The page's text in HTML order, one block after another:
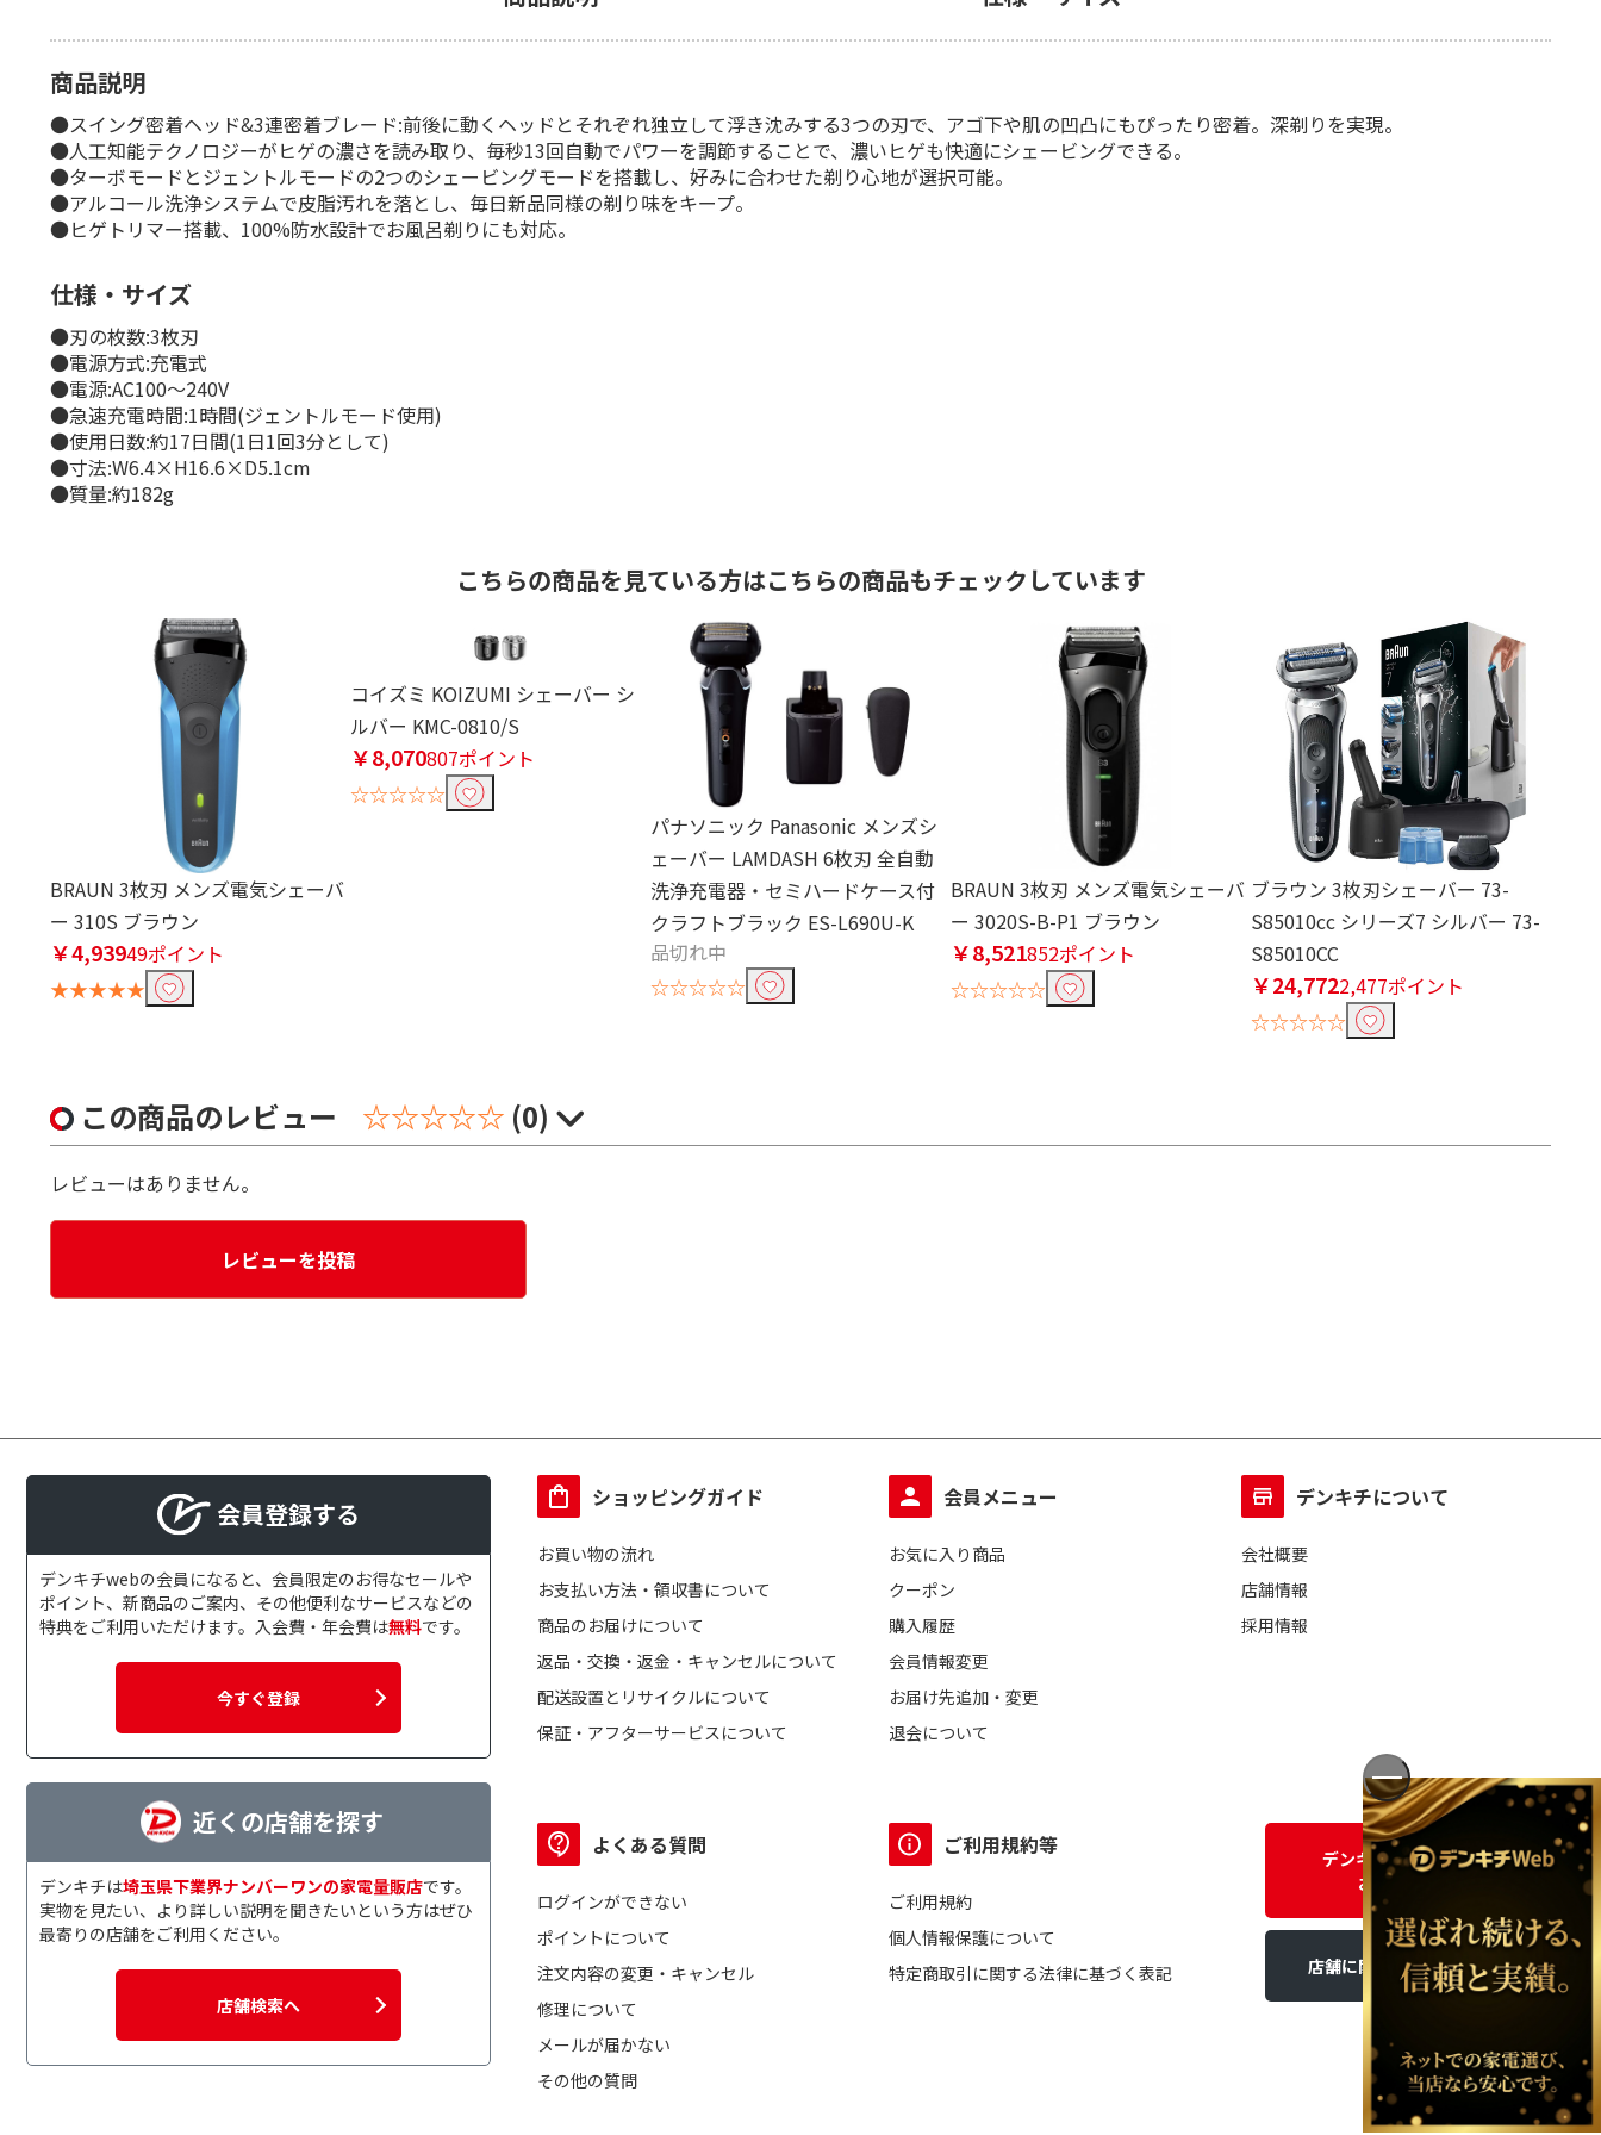
商品説明
●スイング密着ヘッド&3連密着ブレード:前後に動くヘッドとそれぞれ独立して浮き沈みする3つの刃で、アゴ下や肌の凹凸にもぴったり密着。深剃りを実現。
●人工知能テクノロジーがヒゲの濃さを読み取り、毎秒13回自動でパワーを調節することで、濃いヒゲも快適にシェービングできる。
●ターボモードとジェントルモードの2つのシェービングモードを搭載し、好みに合わせた剃り心地が選択可能。
●アルコール洗浄システムで皮脂汚れを落とし、毎日新品同様の剃り味をキープ。
●ヒゲトリマー搭載、100%防水設計でお風呂剃りにも対応。
仕様・サイズ
●刃の枚数:3枚刃
●電源方式:充電式
●電源:AC100～240V
●急速充電時間:1時間(ジェントルモード使用)
●使用日数:約17日間(1日1回3分として)
●寸法:W6.4×H16.6×D5.1cm
●質量:約182g
こちらの商品を見ている方はこちらの商品もチェックしています
BRAUN 3枚刃 メンズ電気シェーバ
ー 310S ブラウン
￥4,93949ポイント
★★★★★
コイズミ KOIZUMI シェーバー シ
ルバー KMC-0810/S
￥8,070807ポイント
☆☆☆☆☆
パナソニック Panasonic メンズシ
ェーバー LAMDASH 6枚刃 全自動
洗浄充電器・セミハードケース付
クラフトブラック ES-L690U-K
品切れ中
☆☆☆☆☆
BRAUN 3枚刃 メンズ電気シェーバ
ー 3020S-B-P1 ブラウン
￥8,521852ポイント
☆☆☆☆☆
ブラウン 3枚刃シェーバー 73-
S85010cc シリーズ7 シルバー 73-
S85010CC
￥24,7722,477ポイント
☆☆☆☆☆
この商品のレビュー ☆☆☆☆☆ (0)
レビューはありません。
レビューを投稿
会員登録する
デンキチwebの会員になると、会員限定のお得なセールや
ポイント、新商品のご案内、その他便利なサービスなどの
特典をご利用いただけます。入会費・年会費は無料です。
今すぐ登録
近くの店舗を探す
デンキチは埼玉県下業界ナンバーワンの家電量販店です。
実物を見たい、より詳しい説明を聞きたいという方はぜひ
最寄りの店舗をご利用ください。
店舗検索へ
ショッピングガイド
お買い物の流れ
お支払い方法・領収書について
商品のお届けについて
返品・交換・返金・キャンセルについて
配送設置とリサイクルについて
保証・アフターサービスについて
会員メニュー
お気に入り商品
クーポン
購入履歴
会員情報変更
お届け先追加・変更
退会について
デンキチについて
会社概要
店舗情報
採用情報
よくある質問
ログインができない
ポイントについて
注文内容の変更・キャンセル
修理について
メールが届かない
その他の質問
ご利用規約等
ご利用規約
個人情報保護について
特定商取引に関する法律に基づく表記
デンキチWEBに関する
お問い合わせ
店舗に関するお問い合わせ